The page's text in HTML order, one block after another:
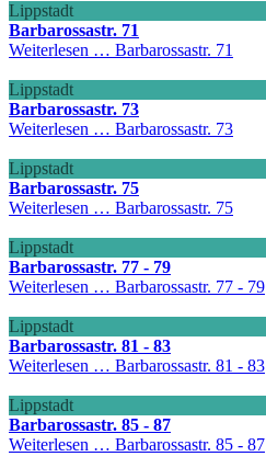
Lippstadt
Barbarossastr. 71
Weiterlesen … Barbarossastr. 71
Lippstadt
Barbarossastr. 73
Weiterlesen … Barbarossastr. 73
Lippstadt
Barbarossastr. 75
Weiterlesen … Barbarossastr. 75
Lippstadt
Barbarossastr. 77 - 79
Weiterlesen … Barbarossastr. 77 - 79
Lippstadt
Barbarossastr. 81 - 83
Weiterlesen … Barbarossastr. 81 - 83
Lippstadt
Barbarossastr. 85 - 87
Weiterlesen … Barbarossastr. 85 - 87